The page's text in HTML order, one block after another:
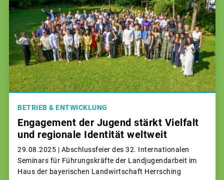
BETRIEB & ENTWICKLUNG
Engagement der Jugend stärkt Vielfalt
und regionale Identität weltweit
29.08.2025 | Abschlussfeier des 32. Internationalen
Seminars für Führungskräfte der Landjugendarbeit im
Haus der bayerischen Landwirtschaft Herrsching